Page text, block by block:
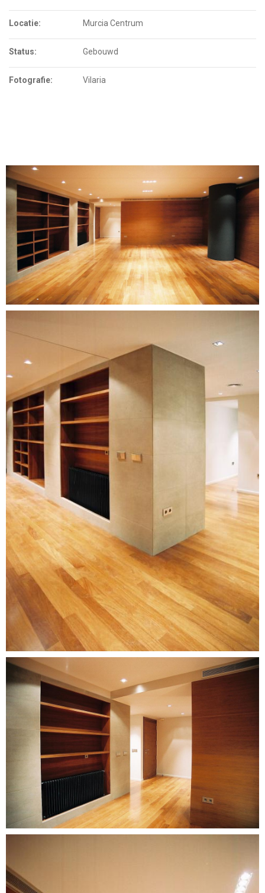
Locatie: Murcia Centrum
Status: Gebouwd
Fotografie: Vilaria